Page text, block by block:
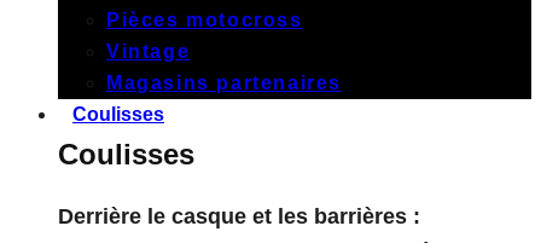
Pièces motocross
Vintage
Magasins partenaires
Coulisses
Coulisses
Derrière le casque et les barrières :